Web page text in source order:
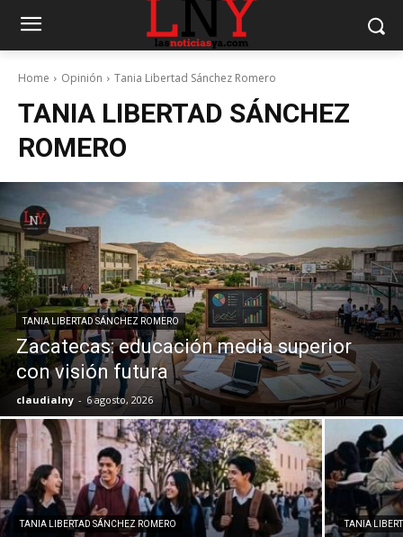
Home Opinión Tania Libertad Sánchez Romero
TANIA LIBERTAD SÁNCHEZ
ROMERO
TANIA LIBERTAD SÁNCHEZ ROMERO
Zacatecas: educación media superior
con visión futura
claudialny - 6 agosto, 2026
TANIA LIBERTAD SÁNCHEZ ROMERO TANIA